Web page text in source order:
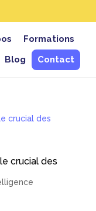
Formations
Blog
Contact
crucial des